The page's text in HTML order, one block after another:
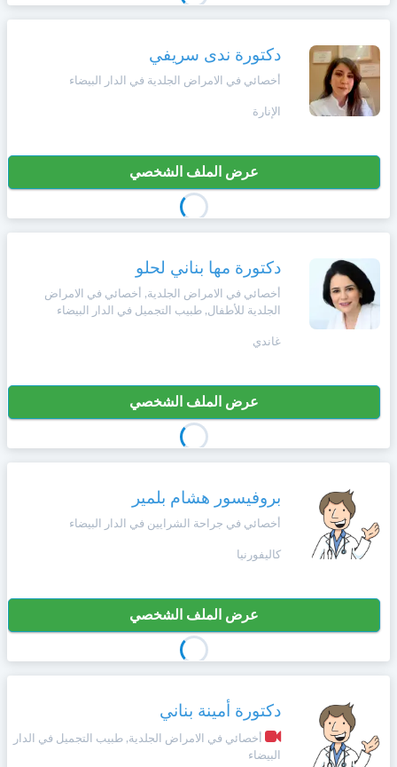
دكتورة ندى سريفي
أخصائي في الامراض الجلدية في الدار البيضاء
الإنارة
عرض الملف الشخصي
دكتورة مها بناني لحلو
أخصائي في الامراض الجلدية, أخصائي في الامراض
الجلدية للأطفال, طبيب التجميل في الدار البيضاء
غاندي
عرض الملف الشخصي
بروفيسور هشام بلمير
أخصائي في جراحة الشرايين في الدار البيضاء
كاليفورنيا
عرض الملف الشخصي
دكتورة أمينة بناني
أخصائي في الامراض الجلدية, طبيب التجميل في الدار
البيضاء